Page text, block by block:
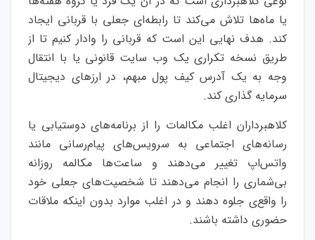
یا ماه‌ها تلاش می‌کند تا رابطه‌ای جعلی با قربانی ایجاد
کند. هدف نهایی این است که قربانی را وادار کنیم تا از
طریق نسخه تکراری یک وب سایت قانونی یا با انتقال
وجه به یک آدرس کیف پول مبهم، در ارزهای دیجیتال
سرمایه گذاری کند.
کلاهبرداران اغلب مکالمات را از برنامه‌های دوستیابی یا
رسانه‌های اجتماعی به سرویس‌های پیام‌رسانی مانند
واتس‌اپ تغییر می‌دهند و ساعت‌ها مکالمه روزانه
بی‌شماری را انجام می‌دهند تا شخصیت‌های جعلی خود
را واقع‌ی جلوه دهند و در اغلب موارد بدون اینکه ملاقات
حضوری داشته باشند.